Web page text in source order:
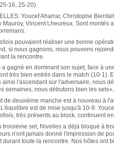
16, 25-20)
Youcef Aharrar, Christophe
Mauroy, Vincent Lheureux. Sont montés
pouvaient réaliser une bonne
si nous gagnons, nous pouvons
la rencontre.
a gagné en dominant son sujet, face à
très bien entrés dans le match (10-1).
ainsi l'ascendant sur l'adversaire, nous
semaines, nous débutons bien les
de deuxième manche est à nouveau à
est de mise jusqu'à 10-9.
très présents au block, continuent
troisième set, Nivelles a déjà bloqué à
n'ont jamais donné l'impression de
durant toute la rencontre. Nos hôtes ont